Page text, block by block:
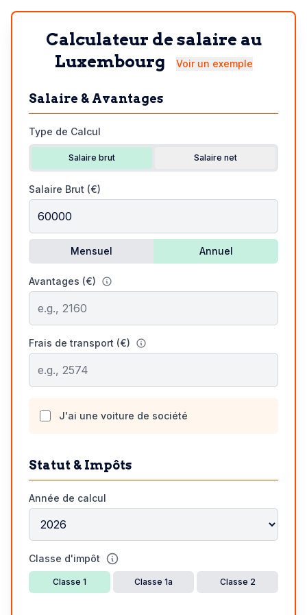
Calculateur de salaire au
Luxembourg
Voir un exemple
Salaire & Avantages
Type de Calcul
Salaire brut Salaire net
Salaire Brut (€)
Mensuel Annuel
Avantages (€)
Frais de transport (€)
J'ai une voiture de société
Statut & Impôts
Année de calcul
Classe d'impôt
Classe 1 Classe 1a Classe 2